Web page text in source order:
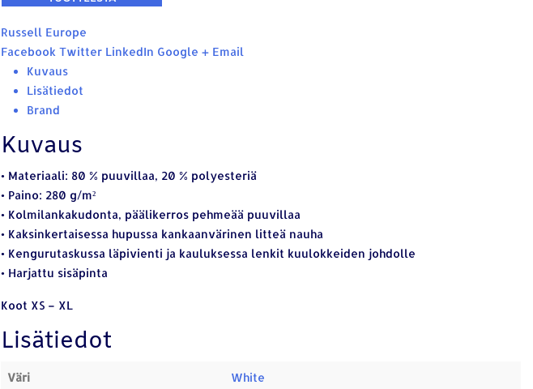
Russell Europe
Facebook Twitter LinkedIn Google + Email
Kuvaus
Lisätiedot
Brand
Kuvaus
• Materiaali: 80 % puuvillaa, 20 % polyesteriä
• Paino: 280 g/m²
• Kolmilankakudonta, päälikerros pehmeää puuvillaa
• Kaksinkertaisessa hupussa kankaanvärinen litteä nauha
• Kengurutaskussa läpivienti ja kauluksessa lenkit kuulokkeiden johdolle
• Harjattu sisäpinta
Koot XS – XL
Lisätiedot
Väri White